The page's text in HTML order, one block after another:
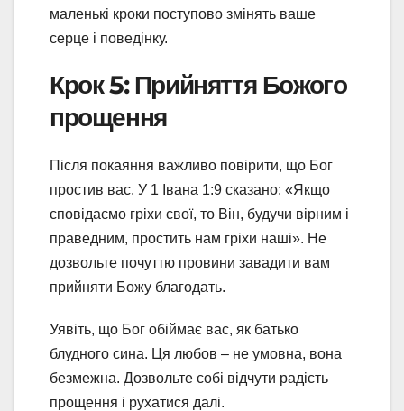
маленькі кроки поступово змінять ваше
серце і поведінку.
Крок 5: Прийняття Божого
прощення
Після покаяння важливо повірити, що Бог
простив вас. У 1 Івана 1:9 сказано: «Якщо
сповідаємо гріхи свої, то Він, будучи вірним і
праведним, простить нам гріхи наші». Не
дозвольте почуттю провини завадити вам
прийняти Божу благодать.
Уявіть, що Бог обіймає вас, як батько
блудного сина. Ця любов – не умовна, вона
безмежна. Дозвольте собі відчути радість
прощення і рухатися далі.